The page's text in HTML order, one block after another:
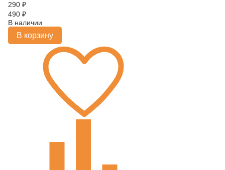
290 ₽
490 ₽
В наличии
В корзину